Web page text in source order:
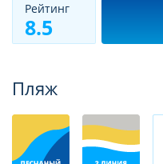
Рeйтинг
8.5
Пляж